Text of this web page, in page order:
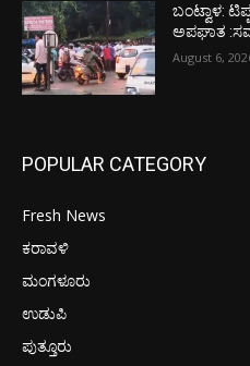
ಬಂಟ್ವಾಳ:
ಅಪಘಾತ
August 6,
POPULAR CATEGORY
Fresh News
ಕರಾವಳಿ
ಮಂಗಳೂರು
ಉಡುಪಿ
ಪುತ್ತೂರು